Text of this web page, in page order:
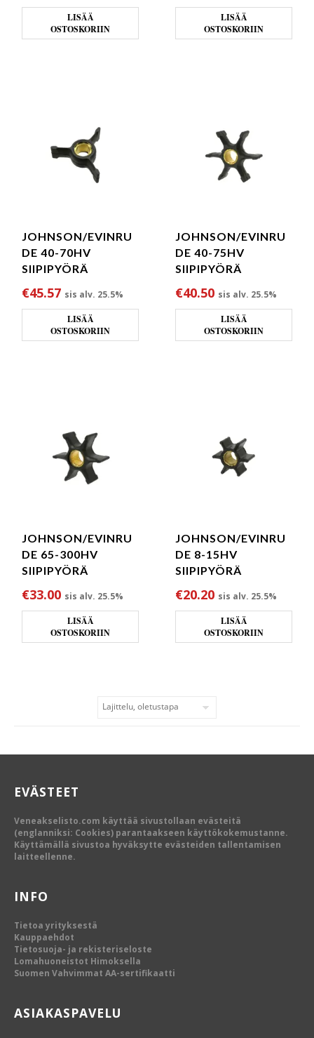
LISÄÄ
OSTOSKORIIN
LISÄÄ
OSTOSKORIIN
JOHNSON/EVINRU
DE 40-70HV
SIIPIPYÖRÄ
€45.57 sis alv. 25.5%
LISÄÄ
OSTOSKORIIN
JOHNSON/EVINRU
DE 40-75HV
SIIPIPYÖRÄ
€40.50 sis alv. 25.5%
LISÄÄ
OSTOSKORIIN
JOHNSON/EVINRU
DE 65-300HV
SIIPIPYÖRÄ
€33.00 sis alv. 25.5%
LISÄÄ
OSTOSKORIIN
JOHNSON/EVINRU
DE 8-15HV
SIIPIPYÖRÄ
€20.20 sis alv. 25.5%
LISÄÄ
OSTOSKORIIN
EVÄSTEET
Veneakselisto.com käyttää sivustollaan evästeitä
(englanniksi: Cookies) parantaakseen käyttökokemustanne.
Käyttämällä sivustoa hyväksytte evästeiden tallentamisen
laitteellenne.
INFO
Tietoa yrityksestä
Kauppaehdot
Tietosuoja- ja rekisteriseloste
Lomahuoneistot Himoksella
Suomen Vahvimmat AA-sertifikaatti
ASIAKASPAVELU